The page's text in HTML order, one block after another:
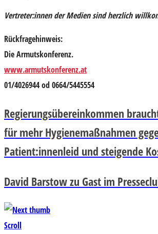
Vertreter:innen der Medien sind herzlich
Rückfragehinweis:
Die Armutskonferenz.
www.armutskonferenz.at
01/4026944 od 0664/5445554
Regierungsübereinkommen
für mehr Hygienemaßnahmen
Patient:innenleid und steigende
David Barstow zu Gast im
Scroll